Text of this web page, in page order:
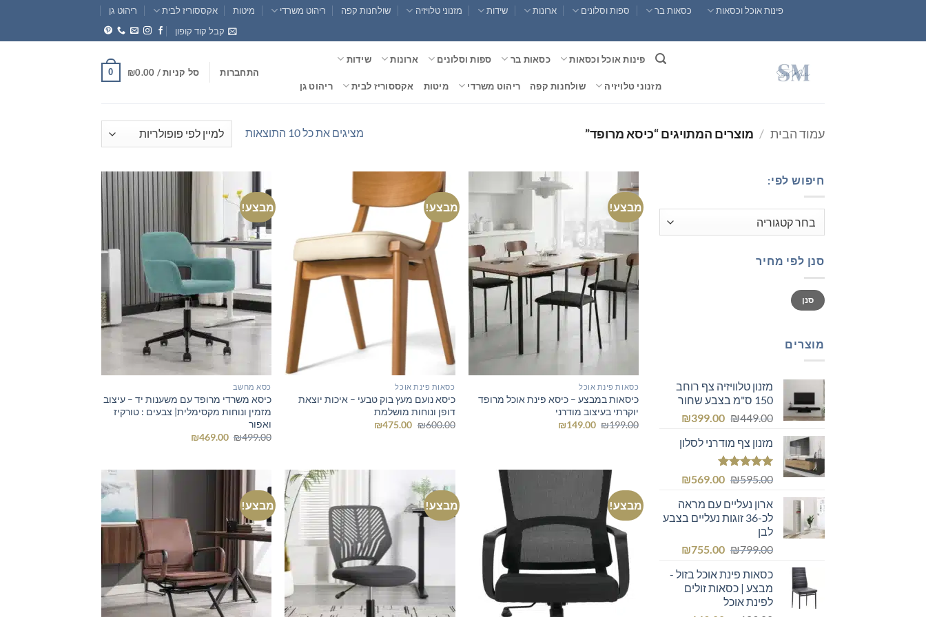
content
פינות אוכל וכסאות כסאות בר ספות וסלונים ארונות שידות מזנוני טלויזיה שולחנות קפה ריהוט משרדי מיטות אקססוריז לבית
ריהוט גן
קבל קוד קופון
פינות אוכל וכסאות כסאות בר ספות וסלונים ארונות שידות
מזנוני טלויזיה שולחנות קפה ריהוט משרדי מיטות אקססוריז לבית ריהוט גן
התחברות סל קניות / ₪0.00
0
עמוד הבית / מוצרים המתויגים “כיסא מרופד” מציגים את כל ⁦10⁩ התוצאות
ממוין
לפי
חיפוש לפי:
סנן לפי מחיר
מחיר
מינימלי
מחיר
מקסימלי
סנן
מוצרים
מזנון טלוויזיה צף רוחב
150 ס"מ בצבע שחור
₪449.00
המחיר
היה:
₪449.00.
₪399.00
המחיר
הוא:מזנון צף מודרני לסלון
דורג5.00
₪595.00
המחיר
היה:
₪595.00.
₪569.00
המחיר
הוא:
₪569.00.
ארון נעליים עם מראה
לכ-36 זוגות נעליים בצבע
לבן
₪799.00
המחיר
היה:
₪799.00.
₪755.00
המחיר
הוא:
כסאות פינת אוכל בזול -
מבצע | כסאות זולים
לפינת אוכל
מבצע!
כסאות פינת אוכל
כיסאות במבצע – כיסא פינת אוכל מרופד
יוקרתי בעיצוב מודרני
₪199.00
המחיר ₪149.00
מבצע!
כסאות פינת אוכל
כיסא נועם מעץ בוק טבעי – איכות יוצאת
דופן ונוחות מושלמת
₪600.00
המחיר ₪475.00
המחיר
מבצע!
כסא מחשב
כיסא משרדי מרופד עם משענות יד – עיצוב
מזמין ונוחות מקסימלית| צבעים : טורקיז
ואפור
₪499.00
המחיר ₪469.00
מבצע! מבצע! מבצע!